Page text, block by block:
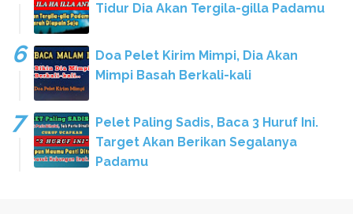
Tidur Dia Akan Tergila-gilla Padamu
Doa Pelet Kirim Mimpi, Dia Akan
Mimpi Basah Berkali-kali
Pelet Paling Sadis, Baca 3 Huruf Ini.
Target Akan Berikan Segalanya
Padamu